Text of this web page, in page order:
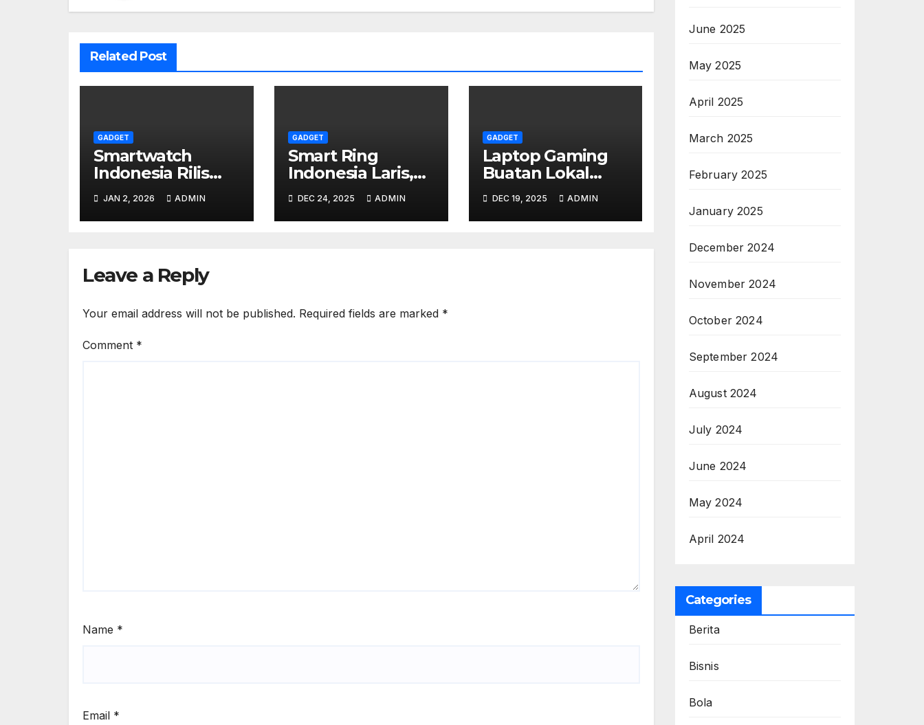
Related Post
GADGET
Smartwatch
Indonesia Rilis
Fitur Baru: Ekg &
Pemantau Stress
Real-time
JAN 2, 2026 ADMIN
GADGET
Smart Ring
Indonesia Laris,
Bisa Pantau Gula
Darah & Tekanan
DEC 24, 2025 ADMIN
GADGET
Laptop Gaming
Buatan Lokal
Tembus Pasar
Global – Harga
Mulai Rp10 Jutaan
DEC 19, 2025 ADMIN
Leave a Reply
Your email address will not be published. Required fields are marked *
Comment *
Name *
Email *
June 2025
May 2025
April 2025
March 2025
February 2025
January 2025
December 2024
November 2024
October 2024
September 2024
August 2024
July 2024
June 2024
May 2024
April 2024
Categories
Berita
Bisnis
Bola